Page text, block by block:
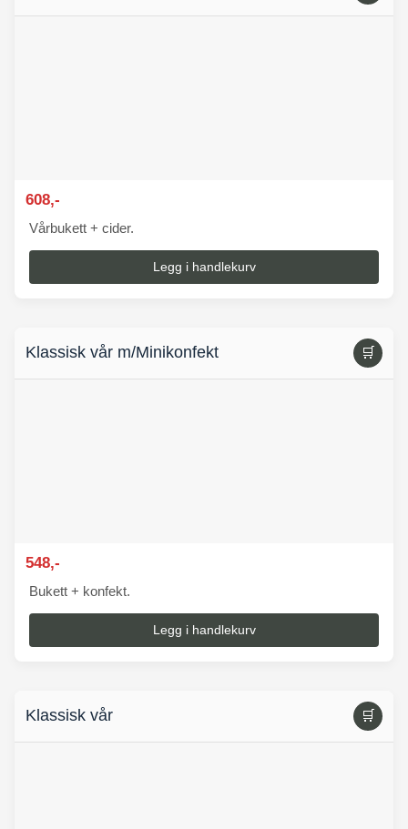
608,-
Vårbukett + cider.
Legg i handlekurv
Klassisk vår m/Minikonfekt 🛒
548,-
Bukett + konfekt.
Legg i handlekurv
Klassisk vår 🛒